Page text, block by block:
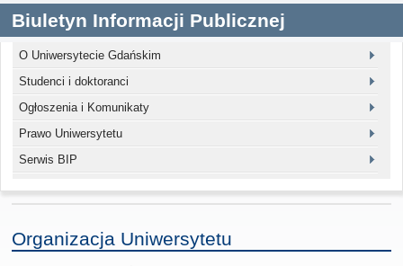
Biuletyn Informacji Publicznej
O Uniwersytecie Gdańskim
Studenci i doktoranci
Ogłoszenia i Komunikaty
Prawo Uniwersytetu
Serwis BIP
Organizacja Uniwersytetu